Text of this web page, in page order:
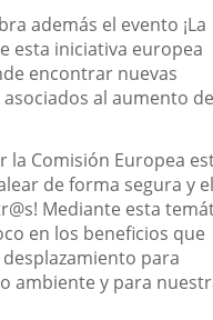
además el evento ¡La
esta iniciativa europea
encontrar nuevas
al aumento
la Comisión Europea
de forma segura y el
Mediante esta
en los beneficios que
para
ambiente y para